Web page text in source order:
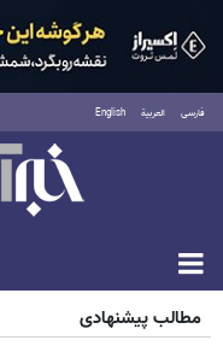
فارسی العربية English
جمعه ۱۶ مرداد ۱۴۰۵
مطالب پیشنهادی